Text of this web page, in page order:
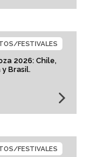
2026: Chile,
Brasil.
FESTIVALES
FESTIVALES